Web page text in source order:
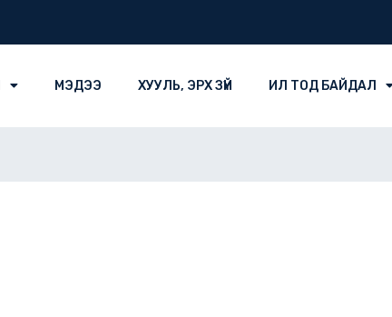
МЭДЭЭ ХУУЛЬ, ЭРХ ЗҮЙ ИЛ ТОД БАЙДАЛ